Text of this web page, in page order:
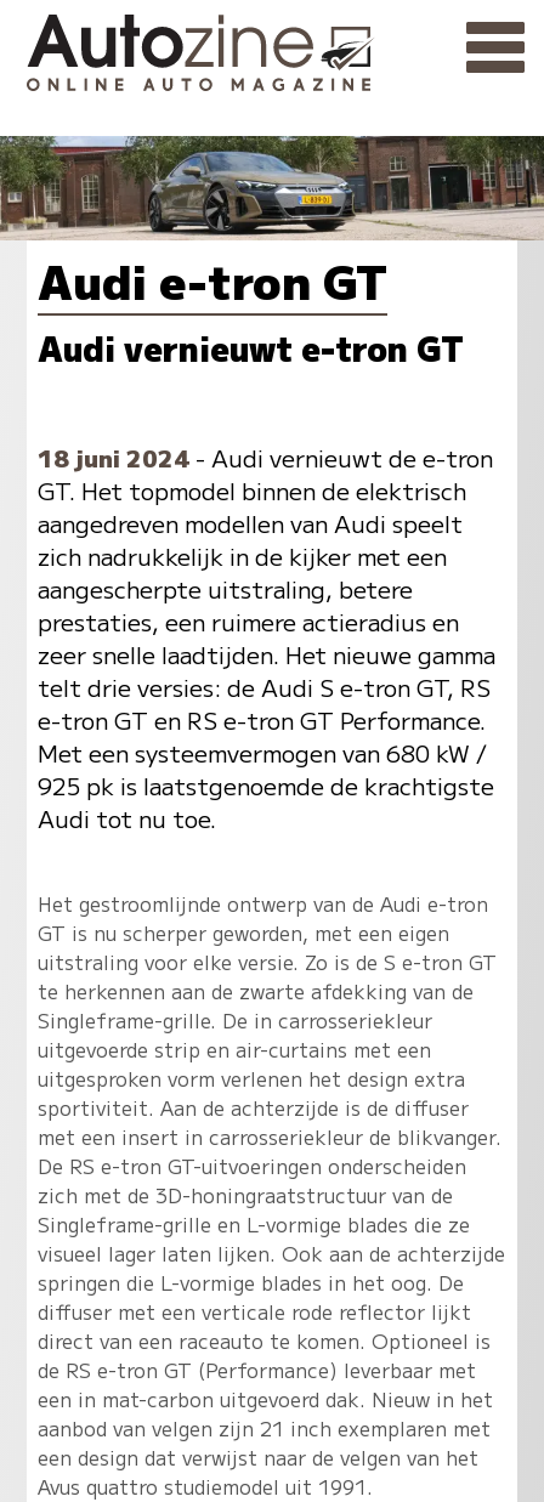
Audi e-tron GT
Audi vernieuwt e-tron GT
18 juni 2024- Audi vernieuwt de e-tron
GT. Het topmodel binnen de elektrisch
aangedreven modellen van Audi speelt
zich nadrukkelijk in de kijker met een
aangescherpte uitstraling, betere
prestaties, een ruimere actieradius en
zeer snelle laadtijden. Het nieuwe gamma
telt drie versies: de Audi S e-tron GT, RS
e-tron GT en RS e-tron GT Performance.
Met een systeemvermogen van 680 kW /
925 pk is laatstgenoemde de krachtigste
Audi tot nu toe.
Het gestroomlijnde ontwerp van de Audi e-tron
GT is nu scherper geworden, met een eigen
uitstraling voor elke versie. Zo is de S e-tron GT
te herkennen aan de zwarte afdekking van de
Singleframe-grille. De in carrosseriekleur
uitgevoerde strip en air-curtains met een
uitgesproken vorm verlenen het design extra
sportiviteit. Aan de achterzijde is de diffuser
met een insert in carrosseriekleur de blikvanger.
De RS e-tron GT-uitvoeringen onderscheiden
zich met de 3D-honingraatstructuur van de
Singleframe-grille en L-vormige blades die ze
visueel lager laten lijken. Ook aan de achterzijde
springen die L-vormige blades in het oog. De
diffuser met een verticale rode reflector lijkt
direct van een raceauto te komen. Optioneel is
de RS e-tron GT (Performance) leverbaar met
een in mat-carbon uitgevoerd dak. Nieuw in het
aanbod van velgen zijn 21 inch exemplaren met
een design dat verwijst naar de velgen van het
Avus quattro studiemodel uit 1991.